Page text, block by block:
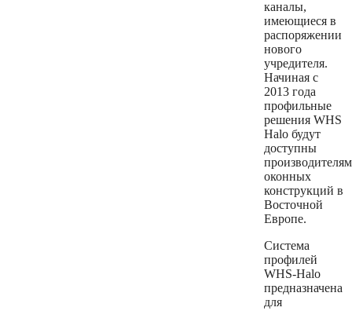
каналы,
имеющиеся в
распоряжении
нового
учредителя.
Начиная с
2013 года
профильные
решения WHS
Halo будут
доступны
производителям
оконных
конструкций в
Восточной
Европе.
Система
профилей
WHS-Halo
предназначена
для